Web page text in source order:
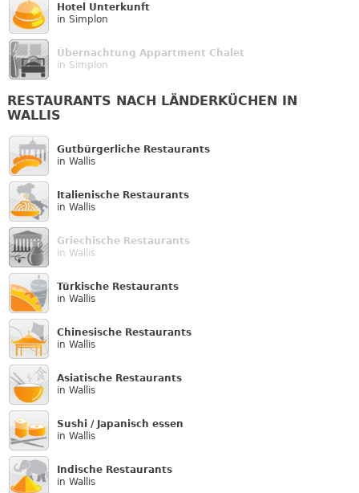
Hotel Unterkunft
in Simplon
Übernachtung Appartment Chalet
in Simplon
RESTAURANTS NACH LÄNDERKÜCHEN IN
WALLIS
Gutbürgerliche Restaurants
in Wallis
Italienische Restaurants
in Wallis
Griechische Restaurants
in Wallis
Türkische Restaurants
in Wallis
Chinesische Restaurants
in Wallis
Asiatische Restaurants
in Wallis
Sushi / Japanisch essen
in Wallis
Indische Restaurants
in Wallis